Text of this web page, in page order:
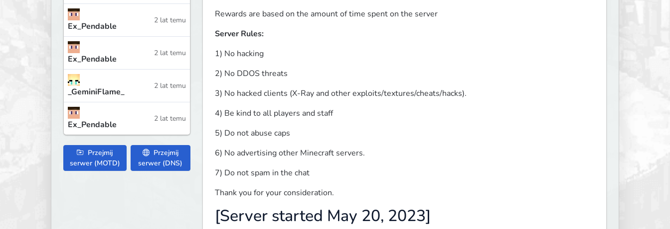
Ex_Pendable
2 lat temu
Ex_Pendable
2 lat temu
_GeminiFlame_
2 lat temu
Ex_Pendable
2 lat temu
Przejmij
serwer (MOTD)
Przejmij
serwer (DNS)
Rewards are based on the amount of time spent on the server
Server Rules:
1) No hacking
2) No DDOS threats
3) No hacked clients (X-Ray and other exploits/textures/cheats/hacks).
4) Be kind to all players and staff
5) Do not abuse caps
6) No advertising other Minecraft servers.
7) Do not spam in the chat
Thank you for your consideration.
[​Server started May 20, 2023]